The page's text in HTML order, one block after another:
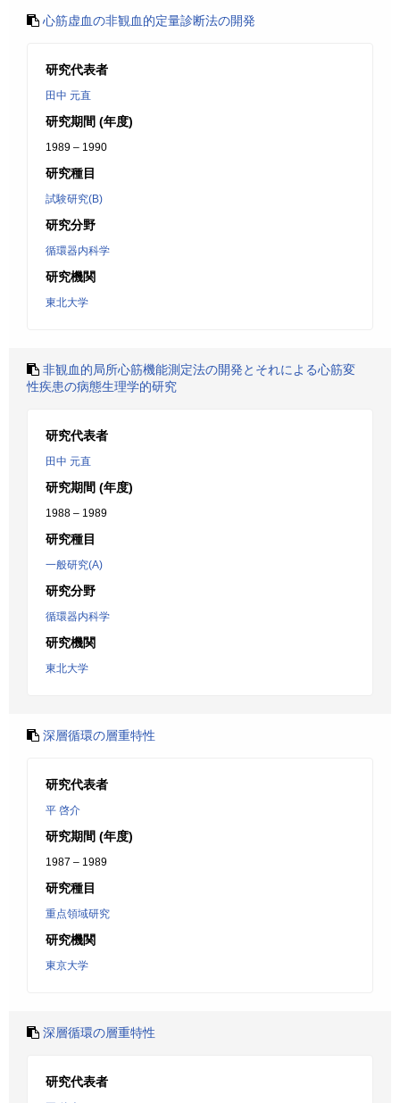
心筋虚血の非観血的定量診断法の開発
研究代表者
田中 元直
研究期間 (年度)
1989 – 1990
研究種目
試験研究(B)
研究分野
循環器内科学
研究機関
東北大学
非観血的局所心筋機能測定法の開発とそれによる心筋変
性疾患の病態生理学的研究
研究代表者
田中 元直
研究期間 (年度)
1988 – 1989
研究種目
一般研究(A)
研究分野
循環器内科学
研究機関
東北大学
深層循環の層重特性
研究代表者
平 啓介
研究期間 (年度)
1987 – 1989
研究種目
重点領域研究
研究機関
東京大学
深層循環の層重特性
研究代表者